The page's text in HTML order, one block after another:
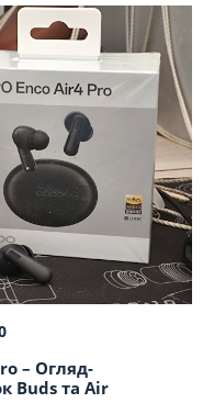
– Огляд-
Buds та Air